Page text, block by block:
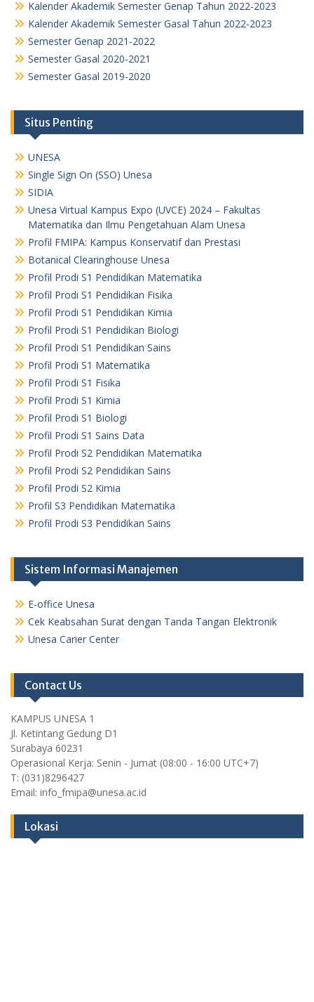
Kalender Akademik Semester Genap Tahun 2022-2023
Kalender Akademik Semester Gasal Tahun 2022-2023
Semester Genap 2021-2022
Semester Gasal 2020-2021
Semester Gasal 2019-2020
Situs Penting
UNESA
Single Sign On (SSO) Unesa
SIDIA
Unesa Virtual Kampus Expo (UVCE) 2024 – Fakultas
Matematika dan Ilmu Pengetahuan Alam Unesa
Profil FMIPA: Kampus Konservatif dan Prestasi
Botanical Clearinghouse Unesa
Profil Prodi S1 Pendidikan Matematika
Profil Prodi S1 Pendidikan Fisika
Profil Prodi S1 Pendidikan Kimia
Profil Prodi S1 Pendidikan Biologi
Profil Prodi S1 Pendidikan Sains
Profil Prodi S1 Matematika
Profil Prodi S1 Fisika
Profil Prodi S1 Kimia
Profil Prodi S1 Biologi
Profil Prodi S1 Sains Data
Profil Prodi S2 Pendidikan Matematika
Profil Prodi S2 Pendidikan Sains
Profil Prodi S2 Kimia
Profil S3 Pendidikan Matematika
Profil Prodi S3 Pendidikan Sains
Sistem Informasi Manajemen
E-office Unesa
Cek Keabsahan Surat dengan Tanda Tangan Elektronik
Unesa Carier Center
Contact Us
KAMPUS UNESA 1
Jl. Ketintang Gedung D1
Surabaya 60231
Operasional Kerja: Senin - Jumat (08:00 - 16:00 UTC+7)
T: (031)8296427
Email: info_fmipa@unesa.ac.id
Lokasi